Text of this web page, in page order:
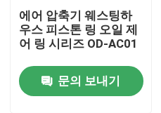
에어 압축기 웨스팅하
우스 피스톤 링 오일 제
어 링 시리즈 OD-AC01
문의 보내기